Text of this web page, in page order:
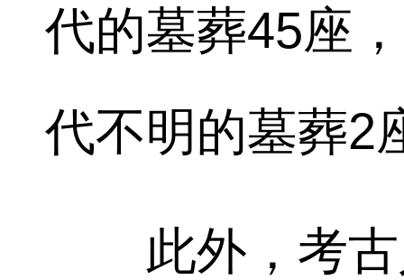
代的墓葬45座
代不明的墓葬2
此外，考古